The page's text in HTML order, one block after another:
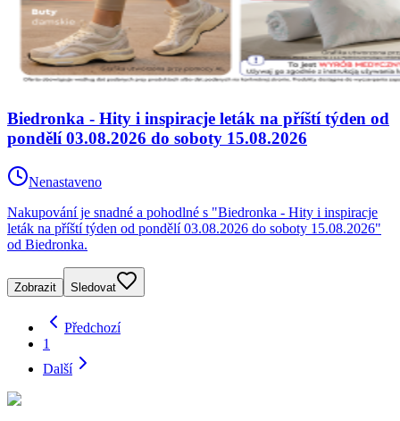
Biedronka - Hity i inspiracje leták na příští týden od
pondělí 03.08.2026 do soboty 15.08.2026
Nenastaveno
Nakupování je snadné a pohodlné s "Biedronka - Hity i inspiracje
leták na příští týden od pondělí 03.08.2026 do soboty 15.08.2026"
od Biedronka.
Zobrazit Sledovat
Předchozí
1
Další